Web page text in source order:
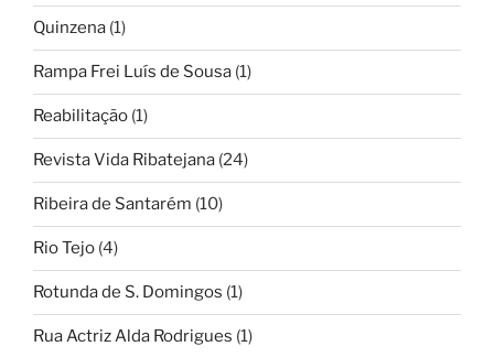
Quinzena (1)
Rampa Frei Luís de Sousa (1)
Reabilitação (1)
Revista Vida Ribatejana (24)
Ribeira de Santarém (10)
Rio Tejo (4)
Rotunda de S. Domingos (1)
Rua Actriz Alda Rodrigues (1)